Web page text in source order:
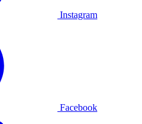
Instagram
Facebook